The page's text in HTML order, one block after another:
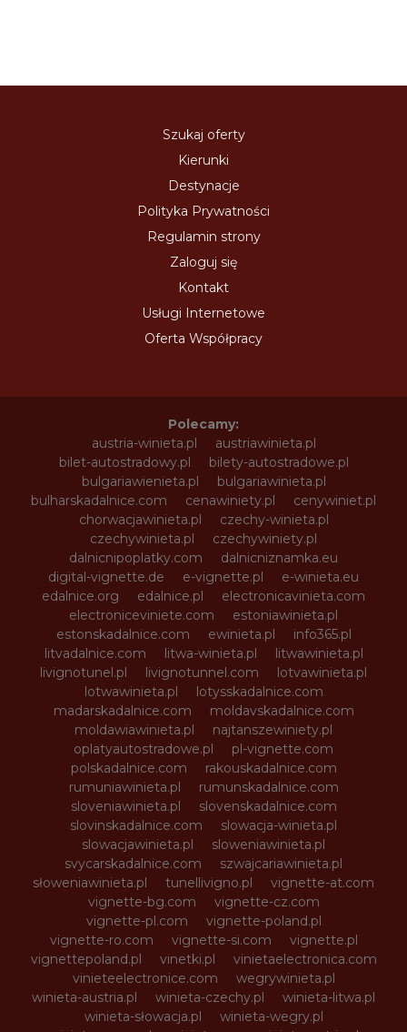
Szukaj oferty
Kierunki
Destynacje
Polityka Prywatności
Regulamin strony
Zaloguj się
Kontakt
Usługi Internetowe
Oferta Współpracy
Polecamy:
austria-winieta.pl
austriawinieta.pl
bilet-autostradowy.pl
bilety-autostradowe.pl
bulgariawienieta.pl
bulgariawinieta.pl
bulharskadalnice.com
cenawiniety.pl
cenywiniet.pl
chorwacjawinieta.pl
czechy-winieta.pl
czechywinieta.pl
czechywiniety.pl
dalnicnipoplatky.com
dalnicniznamka.eu
digital-vignette.de
e-vignette.pl
e-winieta.eu
edalnice.org
edalnice.pl
electronicavinieta.com
electroniceviniete.com
estoniawinieta.pl
estonskadalnice.com
ewinieta.pl
info365.pl
litvadalnice.com
litwa-winieta.pl
litwawinieta.pl
livignotunel.pl
livignotunnel.com
lotvawinieta.pl
lotwawinieta.pl
lotysskadalnice.com
madarskadalnice.com
moldavskadalnice.com
moldawiawinieta.pl
najtanszewiniety.pl
oplatyautostradowe.pl
pl-vignette.com
polskadalnice.com
rakouskadalnice.com
rumuniawinieta.pl
rumunskadalnice.com
sloveniawinieta.pl
slovenskadalnice.com
slovinskadalnice.com
slowacja-winieta.pl
slowacjawinieta.pl
sloweniawinieta.pl
svycarskadalnice.com
szwajcariawinieta.pl
słoweniawinieta.pl
tunellivigno.pl
vignette-at.com
vignette-bg.com
vignette-cz.com
vignette-pl.com
vignette-poland.pl
vignette-ro.com
vignette-si.com
vignette.pl
vignettepoland.pl
vinetki.pl
vinietaelectronica.com
vinieteelectronice.com
wegrywinieta.pl
winieta-austria.pl
winieta-czechy.pl
winieta-litwa.pl
winieta-słowacja.pl
winieta-wegry.pl